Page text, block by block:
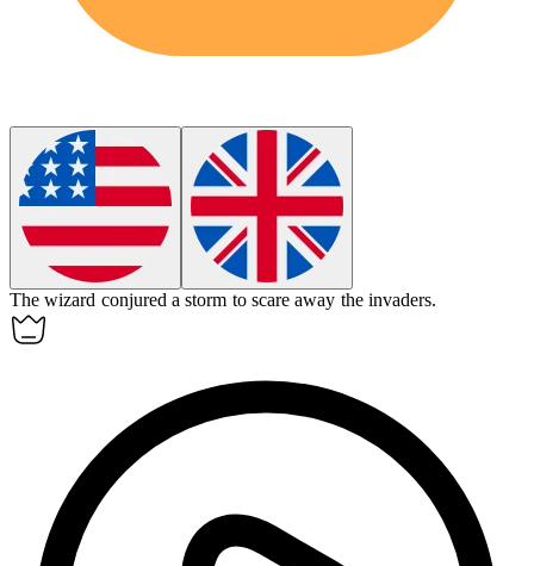
The wizard conjured a storm to scare away the invaders.